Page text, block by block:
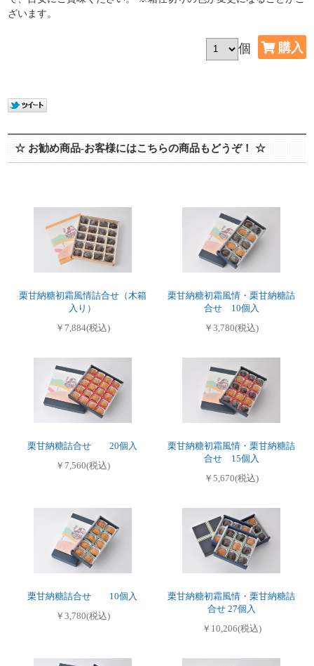
ざいます。
個
☆ お勧め商品-お客様にはこちらの商品もどうぞ！ ☆
栗甘納糖初霜風情詰合せ（木箱
入り）
￥7,884(税込)
栗甘納糖初霜風情・栗甘納糖詰
合せ 10個入
￥3,780(税込)
栗甘納糖詰合せ 20個入
￥7,560(税込)
栗甘納糖初霜風情・栗甘納糖詰
合せ 15個入
￥5,670(税込)
栗甘納糖詰合せ 10個入
￥3,780(税込)
栗甘納糖初霜風情・栗甘納糖詰
合せ 27個入
￥10,206(税込)